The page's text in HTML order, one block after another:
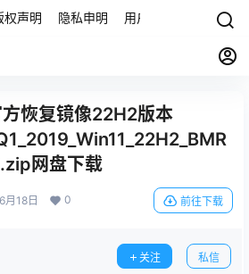
权声明 隐私申明 用户协议 联系我们
恢复镜像22H2版本
网盘下载
月18日 0 前往下载
关注 私信